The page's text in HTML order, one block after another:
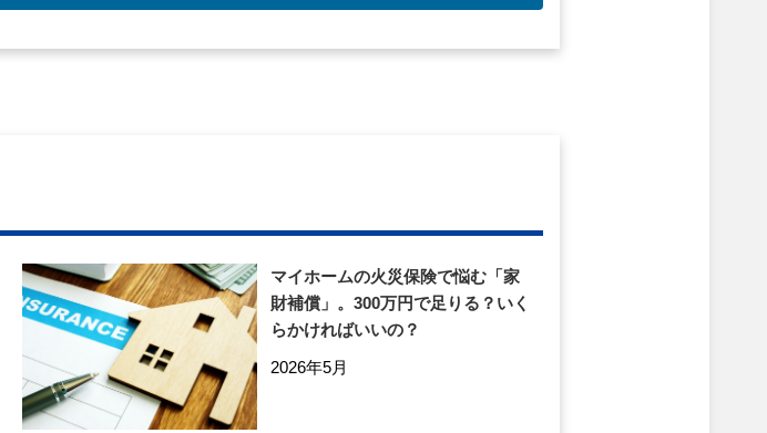
マイホームの火災保険で悩む「家
財補償」。300万円で足りる？いく
らかければいいの？
2026年5月